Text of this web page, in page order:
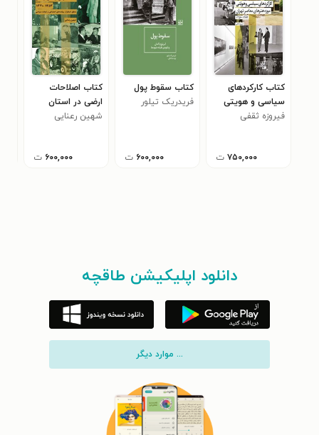
کتاب کارکردهای
سیاسی و هویتی
موزه هنرهای معاصر
فیروزه ثقفی
۷۵۰,۰۰۰ ت
کتاب سقوط پول
فریدریک تیلور
۶۰۰,۰۰۰ ت
کتاب اصلاحات
ارضی در استان
کردستان ۱۳۵۳-۱۳۴۱
شهین رعنایی
۶۰۰,۰۰۰ ت
دانلود اپلیکیشن طاقچه
... موارد دیگر